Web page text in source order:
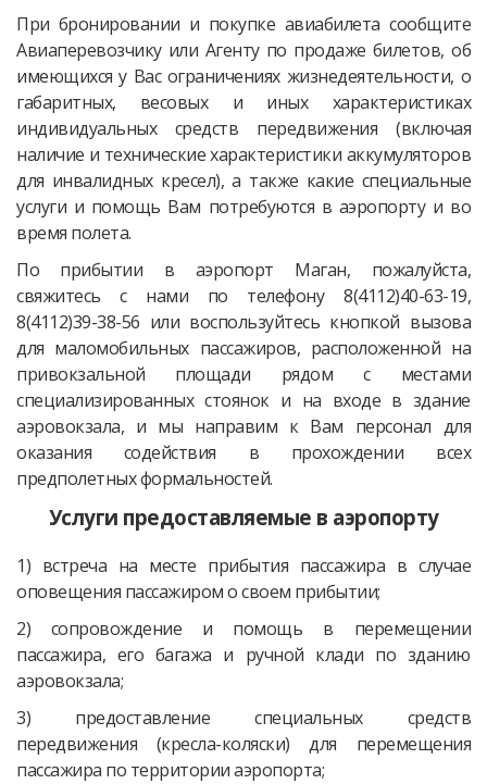
При бронировании и покупке авиабилета сообщите
Авиаперевозчику или Агенту по продаже билетов, об
имеющихся у Вас ограничениях жизнедеятельности, о
габаритных, весовых и иных характеристиках
индивидуальных средств передвижения (включая
наличие и технические характеристики аккумуляторов
для инвалидных кресел), а также какие специальные
услуги и помощь Вам потребуются в аэропорту и во
время полета.
По прибытии в аэропорт Маган, пожалуйста,
свяжитесь с нами по телефону 8(4112)40-63-19,
8(4112)39-38-56 или воспользуйтесь кнопкой вызова
для маломобильных пассажиров, расположенной на
привокзальной площади рядом с местами
специализированных стоянок и на входе в здание
аэровокзала, и мы направим к Вам персонал для
оказания содействия в прохождении всех
предполетных формальностей.
Услуги предоставляемые в аэропорту
1) встреча на месте прибытия пассажира в случае
оповещения пассажиром о своем прибытии;
2) сопровождение и помощь в перемещении
пассажира, его багажа и ручной клади по зданию
аэровокзала;
3) предоставление специальных средств
передвижения (кресла-коляски) для перемещения
пассажира по территории аэропорта;